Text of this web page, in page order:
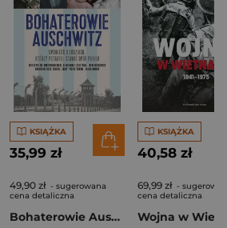
KSIĄŻKA
35,99 zł
49,90 zł - sugerowana
cena detaliczna
Bohaterowie Auschwitz
KSIĄŻKA
40,58 zł
69,99 zł -
cena detaliczna